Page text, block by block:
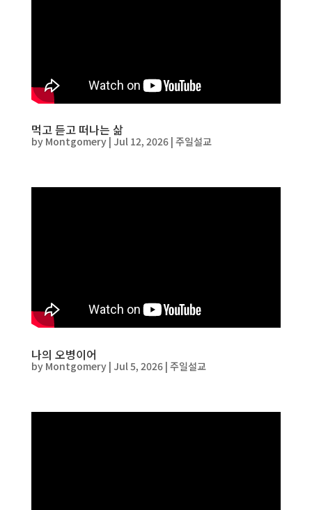
먹고 듣고 떠나는 삶
by Montgomery| Jul 12, 2026| 주일설교
나의 오병이어
by Montgomery| Jul 5, 2026| 주일설교